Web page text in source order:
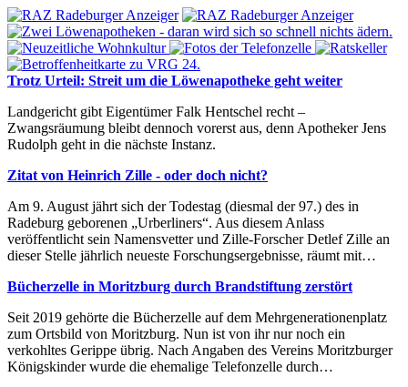
Trotz Urteil: Streit um die Löwenapotheke geht weiter
Landgericht gibt Eigentümer Falk Hentschel recht –
Zwangsräumung bleibt dennoch vorerst aus, denn Apotheker Jens
Rudolph geht in die nächste Instanz.
Zitat von Heinrich Zille - oder doch nicht?
Am 9. August jährt sich der Todestag (diesmal der 97.) des in
Radeburg geborenen „Urberliners“. Aus diesem Anlass
veröffentlicht sein Namensvetter und Zille-Forscher Detlef Zille an
dieser Stelle jährlich neueste Forschungsergebnisse, räumt mit…
Bücherzelle in Moritzburg durch Brandstiftung zerstört
Seit 2019 gehörte die Bücherzelle auf dem Mehrgenerationenplatz
zum Ortsbild von Moritzburg. Nun ist von ihr nur noch ein
verkohltes Gerippe übrig. Nach Angaben des Vereins Moritzburger
Königskinder wurde die ehemalige Telefonzelle durch…